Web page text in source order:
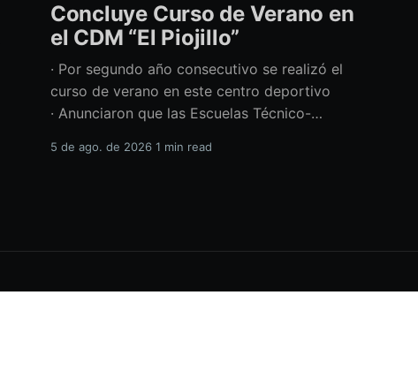
Concluye Curso de Verano en
el CDM “El Piojillo”
· Por segundo año consecutivo se realizó el
curso de verano en este centro deportivo
· Anunciaron que las Escuelas Técnico-
actividades el próximo 24 de agosto Con una
5 de ago. de 2026 1 min read